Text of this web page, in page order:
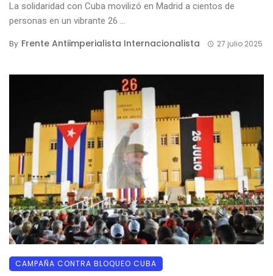
La solidaridad con Cuba movilizó en Madrid a cientos de
personas en un vibrante 26 ...
By Frente Antiimperialista Internacionalista 27 julio 2025
CAMPAÑA CONTRA BLOQUEO CUBA